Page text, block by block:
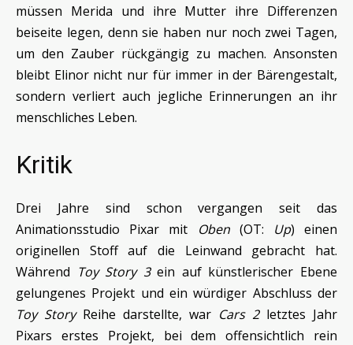
müssen Merida und ihre Mutter ihre Differenzen
beiseite legen, denn sie haben nur noch zwei Tagen,
um den Zauber rückgängig zu machen. Ansonsten
bleibt Elinor nicht nur für immer in der Bärengestalt,
sondern verliert auch jegliche Erinnerungen an ihr
menschliches Leben.
Kritik
Drei Jahre sind schon vergangen seit das
Animationsstudio Pixar mit
Oben(OT: Up) einen
originellen Stoff auf die Leinwand gebracht hat.
Während Toy Story 3ein auf künstlerischer Ebene
gelungenes Projekt und ein würdiger Abschluss der
Toy StoryReihe darstellte, war Cars 2letztes Jahr
Pixars erstes Projekt, bei dem offensichtlich rein